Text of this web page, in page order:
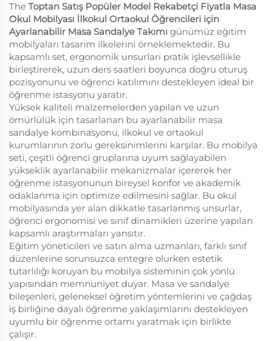
The Toptan Satış Popüler Model Rekabetçi Fiyatla Masa
Okul Mobilyası İlkokul Ortaokul Öğrencileri için
Ayarlanabilir Masa Sandalye Takımı günümüz eğitim
mobilyaları tasarım ilkelerini örneklemektedir. Bu
kapsamlı set, ergonomik unsurları pratik işlevsellikle
birleştirerek, uzun ders saatleri boyunca doğru oturuş
pozisyonunu ve öğrenci katılımını destekleyen ideal bir
öğrenme istasyonu yaratır.
Yüksek kaliteli malzemelerden yapılan ve uzun
ömürlülük için tasarlanan bu ayarlanabilir masa
sandalye kombinasyonu, ilkokul ve ortaokul
kurumlarının zorlu gereksinimlerini karşılar. Bu mobilya
seti, çeşitli öğrenci gruplarına uyum sağlayabilen
yükseklik ayarlanabilir mekanizmalar içererek her
öğrenme istasyonunun bireysel konfor ve akademik
odaklanma için optimize edilmesini sağlar. Bu okul
mobilyasında yer alan dikkatle tasarlanmış unsurlar,
öğrenci ergonomisi ve sınıf dinamikleri üzerine yapılan
kapsamlı araştırmaları yansıtır.
Eğitim yöneticileri ve satın alma uzmanları, farklı sınıf
düzenlerine sorunsuzca entegre olurken estetik
tutarlılığı koruyan bu mobilya sisteminin çok yönlü
yapısından memnuniyet duyar. Masa ve sandalye
bileşenleri, geleneksel öğretim yöntemlerini ve çağdaş
iş birliğine dayalı öğrenme yaklaşımlarını destekleyen
uyumlu bir öğrenme ortamı yaratmak için birlikte
çalışır.